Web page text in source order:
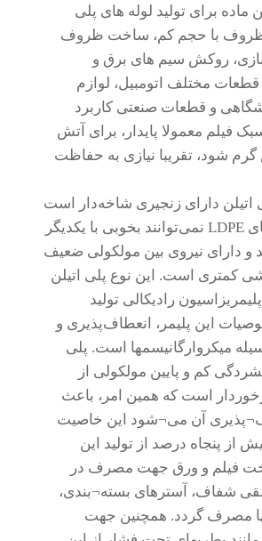
برای تولید لوله های پلی
ظروف با حجم کم، ساخت ظروف
روکش سیم های برق و
قطعات مختلف اتومبیل، لوازم
و قطعات صنعتی کاربرد
فیلم معمولا پایدار، برای آتش
گرم شود، تقریبا نیازی به حفاظت
اتیلن دارای زنجیری شاخه‌دار است
بنابراین زنجیرهای LDPE نمی‌توانند بخوبی با یکدیگر
و دارای نیروی بین مولکولی ضعیف
کمتری است. این نوع پلی ‌اتیلن
رادیکالی تولید
این پلیمر، انعطاف‌پذیری و
میکروارگانیسمها است. پلی
کم و پایین مولکولی از
است که همین امر، باعث
آن می¬شود این خاصیت
از پنجاه درصد از تولید این
فیلم و ورق جهت مصرف در
شفاف، آسترهای بسته¬بندی،
مصرف گردد. همچنین جهت